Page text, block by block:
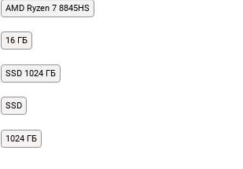
AMD Ryzen 7 8845HS
16 ГБ
SSD 1024 ГБ
SSD
1024 ГБ